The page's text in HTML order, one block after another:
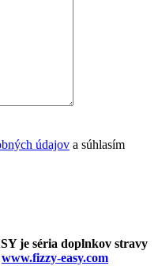
údajov a súhlasím
je séria doplnkov stravy
www.fizzy-easy.com